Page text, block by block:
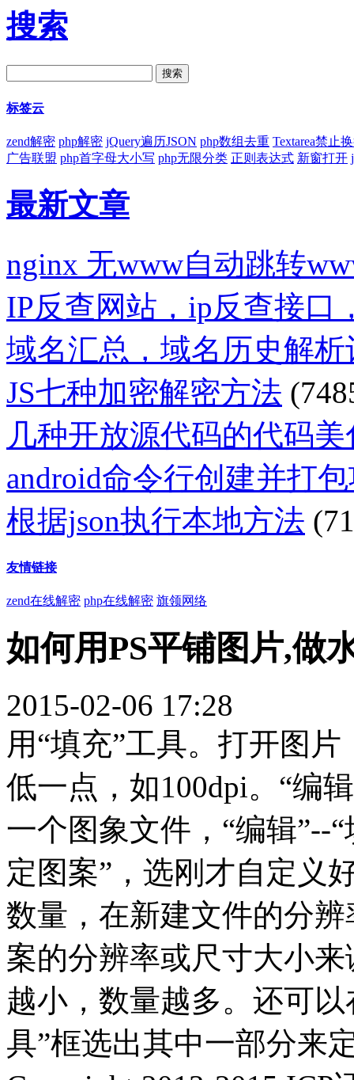
搜索
标签云
zend解密 php解密 jQuery遍历JSON php数组去重 Textarea禁止
广告联盟 php首字母大小写 php无限分类 正则表达式 新窗打开
最新文章
nginx 无www自动跳转
IP反查网站，ip反查接口
域名汇总，域名历史解
JS七种加密解密方法
几种开放源代码的代码
android命令行创建并打
根据json执行本地方法
友情链接
zend在线解密 php在线解密 旗领网络
如何用PS平铺图片,做
2015-02-06 17:28
用“填充”工具。打开图
低一点，如100dpi。“编
一个图象文件，“编辑”--
定图案”，选刚才自定义
数量，在新建文件的分
案的分辨率或尺寸大小
越小，数量越多。还可
具”框选出其中一部分来